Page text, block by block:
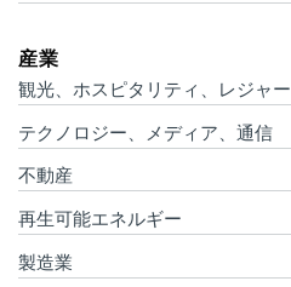
産業
観光、ホスピタリティ、レジャー
テクノロジー、メディア、通信
不動産
再生可能エネルギー
製造業